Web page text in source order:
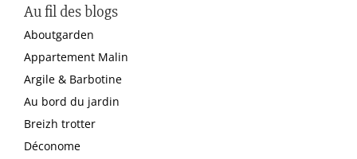
Au fil des blogs
Aboutgarden
Appartement Malin
Argile & Barbotine
Au bord du jardin
Breizh trotter
Déconome